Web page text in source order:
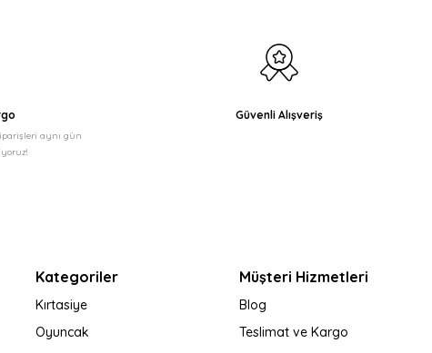
aynı gün
Güvenli Alışveriş
Kategoriler
Kırtasiye
Oyuncak
Müşteri Hizmetleri
Blog
Teslimat ve Kargo